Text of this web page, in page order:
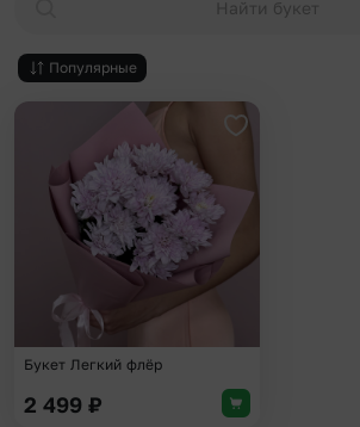
Найти букет
Популярные
Букет Легкий флёр
2 499 ₽